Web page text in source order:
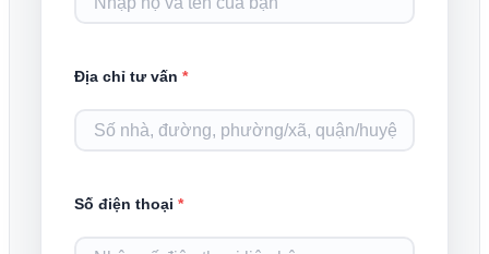
Địa chỉ tư vấn *
Số điện thoại *